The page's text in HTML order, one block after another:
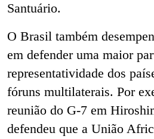
Santuário.
O Brasil também
em defender uma maior
representatividade dos
fóruns multilaterais. Por
reunião do G-7 em
defendeu que a União